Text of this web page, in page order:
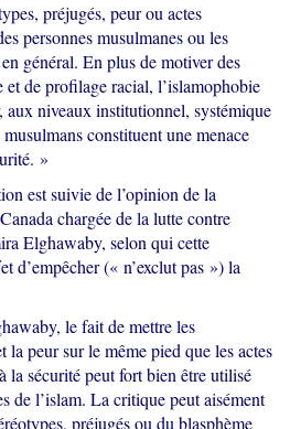
préjugés, peur ou actes
personnes musulmanes ou les
général. En plus de motiver des
et de profilage racial, l’islamophobie
aux niveaux institutionnel, systémique
constituent une menace
»
est suivie de l’opinion de la
chargée de la lutte contre
Elghawaby, selon qui cette
d’empêcher (« n’exclut pas ») la
le fait de mettre les
la peur sur le même pied que les actes
la sécurité peut fort bien être utilisé
de l’islam. La critique peut aisément
préjugés ou du blasphème